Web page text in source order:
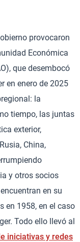
provocaron
Económica
que desembocó
en enero de 2025
la
tiempo, las juntas
exterior,
China,
y otros socios
en su
en 1958, en el caso
Todo ello llevó al
iniciativas y redes